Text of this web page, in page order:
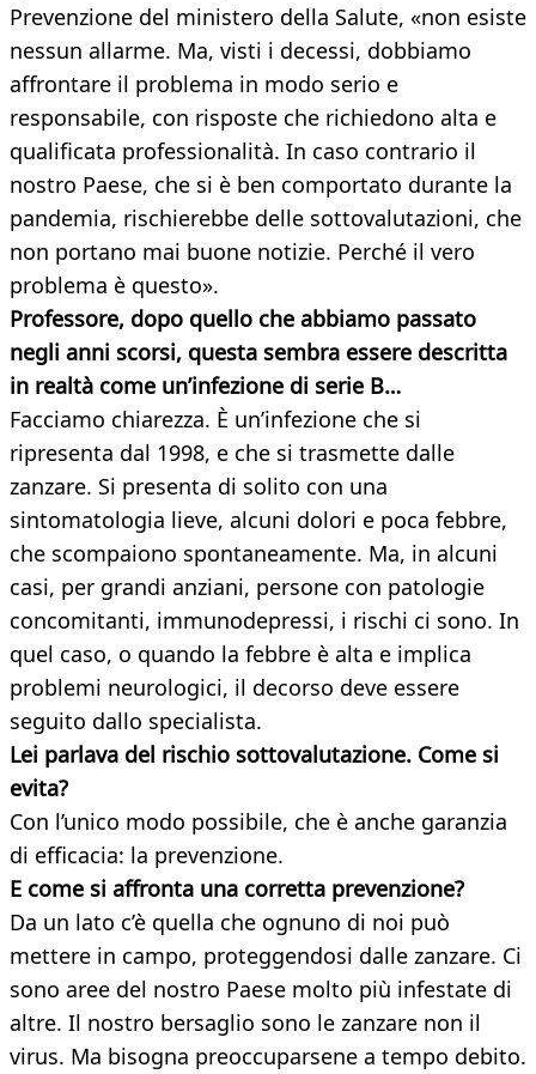
Prevenzione del ministero della Salute, «non esiste
nessun allarme. Ma, visti i decessi, dobbiamo
affrontare il problema in modo serio e
responsabile, con risposte che richiedono alta e
qualificata professionalità. In caso contrario il
nostro Paese, che si è ben comportato durante la
pandemia, rischierebbe delle sottovalutazioni, che
non portano mai buone notizie. Perché il vero
problema è questo».
Professore, dopo quello che abbiamo passato
negli anni scorsi, questa sembra essere descritta
in realtà come un’infezione di serie B…
Facciamo chiarezza. È un’infezione che si
ripresenta dal 1998, e che si trasmette dalle
zanzare. Si presenta di solito con una
sintomatologia lieve, alcuni dolori e poca febbre,
che scompaiono spontaneamente. Ma, in alcuni
casi, per grandi anziani, persone con patologie
concomitanti, immunodepressi, i rischi ci sono. In
quel caso, o quando la febbre è alta e implica
problemi neurologici, il decorso deve essere
seguito dallo specialista.
Lei parlava del rischio sottovalutazione. Come si
evita?
Con l’unico modo possibile, che è anche garanzia
di efficacia: la prevenzione.
E come si affronta una corretta prevenzione?
Da un lato c’è quella che ognuno di noi può
mettere in campo, proteggendosi dalle zanzare. Ci
sono aree del nostro Paese molto più infestate di
altre. Il nostro bersaglio sono le zanzare non il
virus. Ma bisogna preoccuparsene a tempo debito.